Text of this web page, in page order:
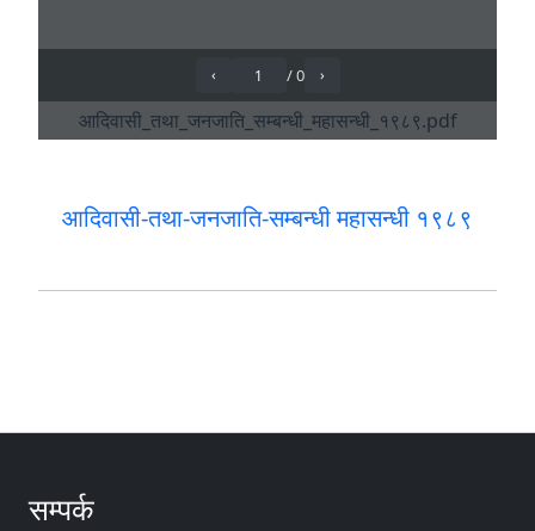
आदिवासी-तथा-जनजाति-सम्बन्धी महासन्धी १९८९
सम्पर्क